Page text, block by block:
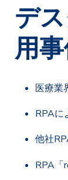
デ
用
医療業
RPAに
他社
RPA「